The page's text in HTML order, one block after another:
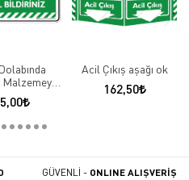
Malzemeyi
Bildiriniz
Acil Çıkış aşağı ok
162,50
GÜVENLİ - ONLINE ALIŞVERİŞ